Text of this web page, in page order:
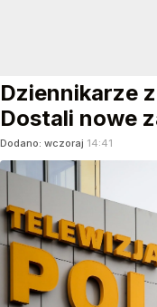
Dziennikarze
Dostali nowe
Dodano: wczoraj 14:41